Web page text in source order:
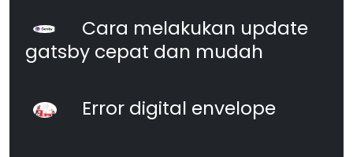
Cara melakukan update
gatsby cepat dan mudah
Error digital envelope